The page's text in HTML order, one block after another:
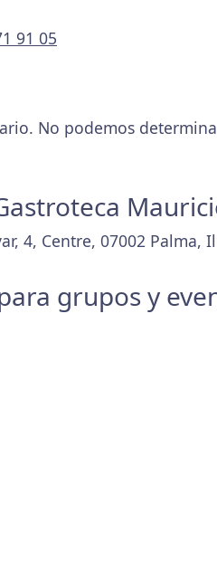
91 05
No podemos
4, Centre, 07002 Palma,
grupos y